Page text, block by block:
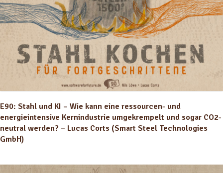
E90: Stahl und KI – Wie kann eine ressourcen- und
energieintensive Kernindustrie umgekrempelt und sogar CO2-
neutral werden? – Lucas Corts (Smart Steel Technologies
GmbH)